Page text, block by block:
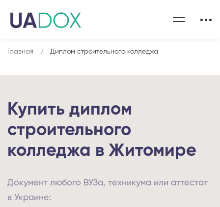
Главная Диплом строительного колледжа
Купить диплом
строительного
колледжа в Житомире
Документ любого ВУЗа, техникума или аттестат
в Украине: